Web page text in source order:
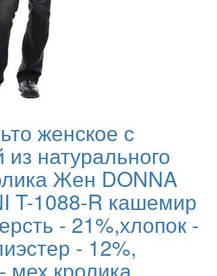
женское с
из натурального
Жен DONNA
T-1088-R кашемир
- 21%,хлопок -
- 12%,